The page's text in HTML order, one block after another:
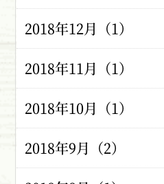
2018年12月（1）
2018年11月（1）
2018年10月（1）
2018年9月（2）